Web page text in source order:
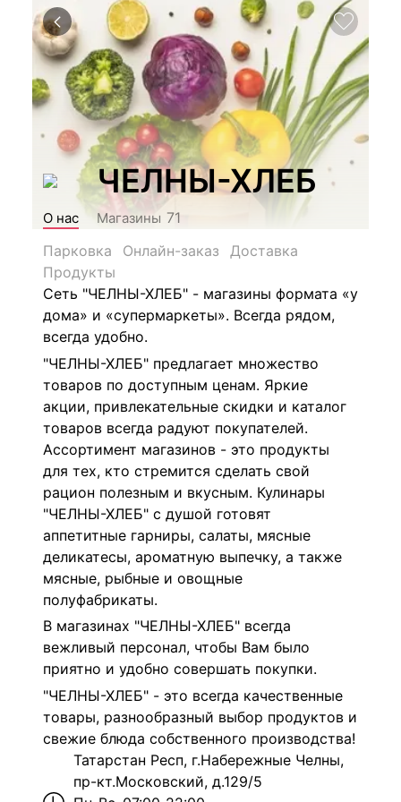
ЧЕЛНЫ-ХЛЕБ
О нас Магазины 71
Парковка
Онлайн-заказ
Доставка
Продукты
Сеть "ЧЕЛНЫ-ХЛЕБ" - магазины формата «у
дома» и «супермаркеты». Всегда рядом,
всегда удобно.
"ЧЕЛНЫ-ХЛЕБ" предлагает множество
товаров по доступным ценам. Яркие
акции, привлекательные скидки и каталог
товаров всегда радуют покупателей.
Ассортимент магазинов - это продукты
для тех, кто стремится сделать свой
рацион полезным и вкусным. Кулинары
"ЧЕЛНЫ-ХЛЕБ" с душой готовят
аппетитные гарниры, салаты, мясные
деликатесы, ароматную выпечку, а также
мясные, рыбные и овощные
полуфабрикаты.
В магазинах "ЧЕЛНЫ-ХЛЕБ" всегда
вежливый персонал, чтобы Вам было
приятно и удобно совершать покупки.
"ЧЕЛНЫ-ХЛЕБ" - это всегда качественные
товары, разнообразный выбор продуктов и
свежие блюда собственного производства!
Татарстан Респ, г.Набережные Челны,
пр-кт.Московский, д.129/5